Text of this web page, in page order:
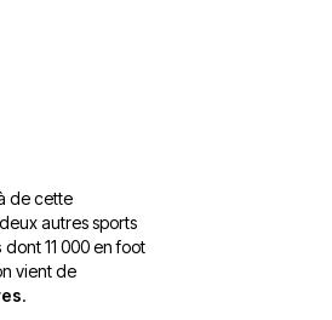
mère
!
»
-
16.07.2026
2026
de cette
autres sports
dont 11 000 en foot
vient de
.